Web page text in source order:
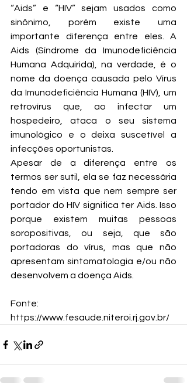
“Aids” e “HIV” sejam usados como
sinônimo, porém existe uma
importante diferença entre eles. A
Aids (Síndrome da Imunodeficiência
Humana Adquirida), na verdade, é o
nome da doença causada pelo Vírus
da Imunodeficiência Humana (HIV), um
retrovírus que, ao infectar um
hospedeiro, ataca o seu sistema
imunológico e o deixa suscetível a
infecções oportunistas.
Apesar de a diferença entre os
termos ser sutil, ela se faz necessária
tendo em vista que nem sempre ser
portador do HIV significa ter Aids. Isso
porque existem muitas pessoas
soropositivas, ou seja, que são
portadoras do vírus, mas que não
apresentam sintomatologia e/ou não
desenvolvem a doença Aids.
Fonte:
https://www.fesaude.niteroi.rj.gov.br/